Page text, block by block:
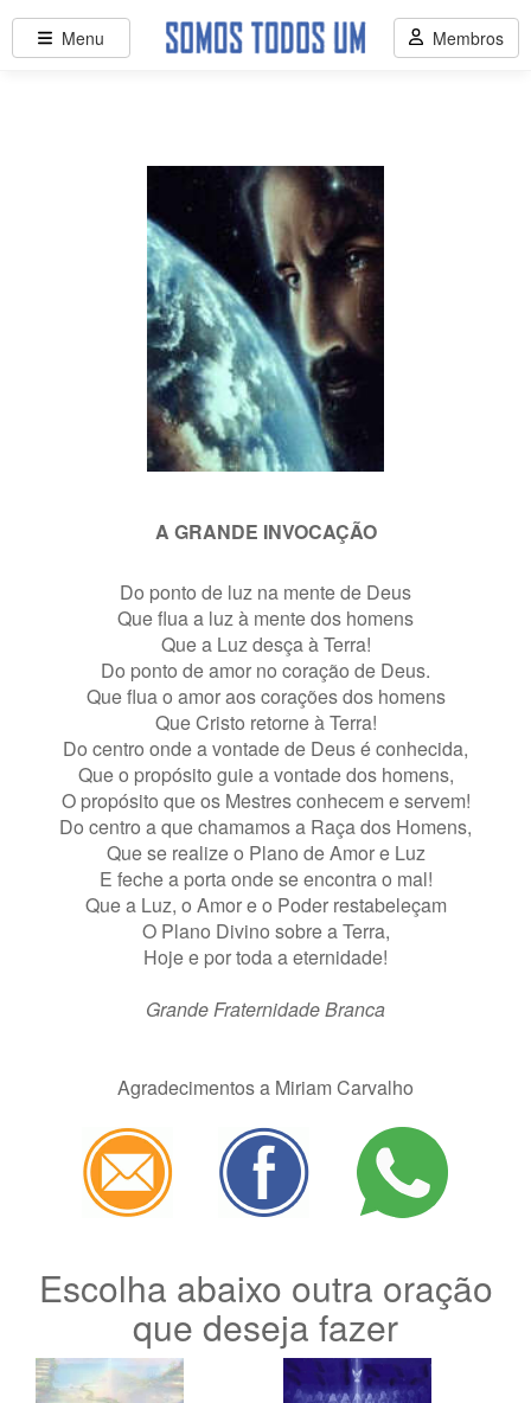
A GRANDE INVOCAÇÃO
Do ponto de luz na mente de Deus
Que flua a luz à mente dos homens
Que a Luz desça à Terra!
Do ponto de amor no coração de Deus.
Que flua o amor aos corações dos homens
Que Cristo retorne à Terra!
Do centro onde a vontade de Deus é conhecida,
Que o propósito guie a vontade dos homens,
O propósito que os Mestres conhecem e servem!
Do centro a que chamamos a Raça dos Homens,
Que se realize o Plano de Amor e Luz
E feche a porta onde se encontra o mal!
Que a Luz, o Amor e o Poder restabeleçam
O Plano Divino sobre a Terra,
Hoje e por toda a eternidade!
Grande Fraternidade Branca
Agradecimentos a Miriam Carvalho
Escolha abaixo outra oração
que deseja fazer
Menu Membros